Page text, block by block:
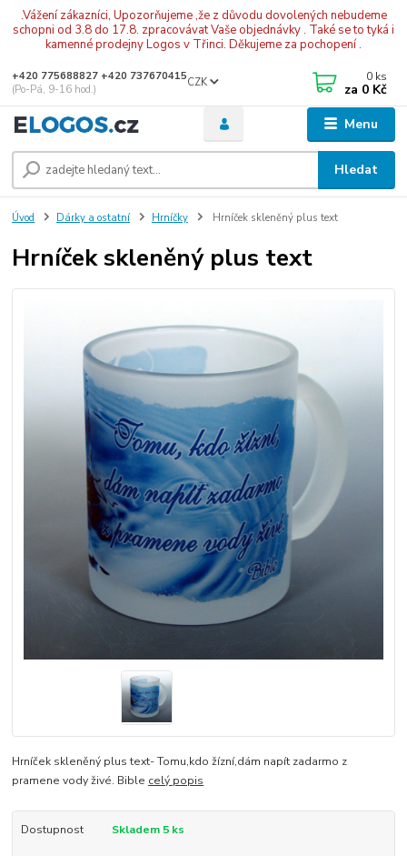
.Vážení zákazníci, Upozorňujeme ,že z důvodu dovolených nebudeme
schopni od 3.8 do 17.8. zpracovávat Vaše objednávky . Také se to tyká i
kamenné prodejny Logos v Třinci. Děkujeme za pochopení .
Menu
CZK
Hledat
+420 775688827 +420 737670415
(Po-Pá, 9-16 hod.)
0 ks
za 0 Kč
Úvod Dárky a ostatní Hrníčky Hrníček skleněný plus text
Hrníček skleněný plus text
Hrníček skleněný plus text- Tomu,kdo žízní,dám napít zadarmo z
pramene vody živé. Bible celý popis
Dostupnost Skladem 5 ks